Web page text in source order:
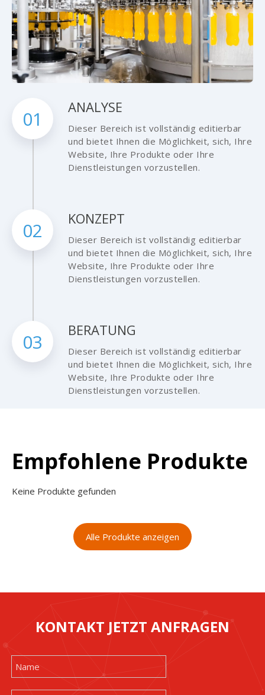
01 ANALYSE
Dieser Bereich ist vollständig editierbar
und bietet Ihnen die Möglichkeit, sich, Ihre
Website, Ihre Produkte oder Ihre
Dienstleistungen vorzustellen.
02 KONZEPT
Dieser Bereich ist vollständig editierbar
und bietet Ihnen die Möglichkeit, sich, Ihre
Website, Ihre Produkte oder Ihre
Dienstleistungen vorzustellen.
03 BERATUNG
Dieser Bereich ist vollständig editierbar
und bietet Ihnen die Möglichkeit, sich, Ihre
Website, Ihre Produkte oder Ihre
Dienstleistungen vorzustellen.
Empfohlene Produkte
Keine Produkte gefunden
Alle Produkte anzeigen
KONTAKT JETZT ANFRAGEN